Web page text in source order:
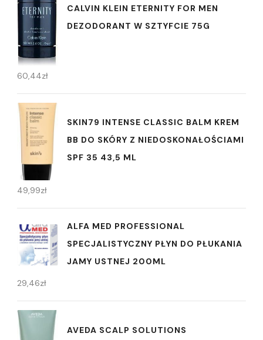
CALVIN KLEIN ETERNITY FOR MEN
DEZODORANT W SZTYFCIE 75G
60,44zł
SKIN79 INTENSE CLASSIC BALM KREM
BB DO SKÓRY Z NIEDOSKONAŁOŚCIAMI
SPF 35 43,5 ML
49,99zł
ALFA MED PROFESSIONAL
SPECJALISTYCZNY PŁYN DO PŁUKANIA
JAMY USTNEJ 200ML
29,46zł
AVEDA SCALP SOLUTIONS